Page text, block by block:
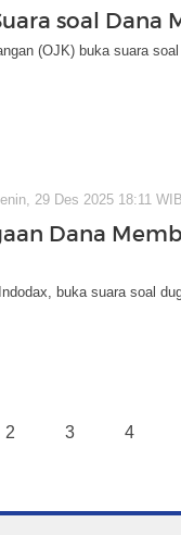
soal
(OJK) buka suara
29 Des 2025 18:11 WIB
Dana
buka suara soal
2 3 4